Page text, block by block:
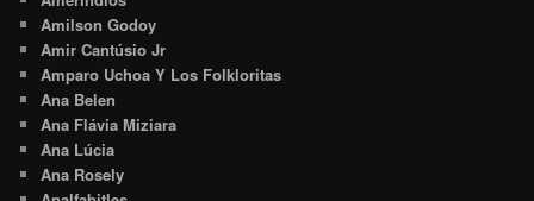
Amilson Godoy
Amir Cantúsio Jr
Amparo Uchoa Y Los Folkloritas
Ana Belen
Ana Flávia Miziara
Ana Lúcia
Ana Rosely